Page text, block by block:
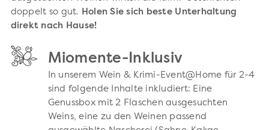
doppelt so gut. Holen Sie sich beste Unterhaltung
direkt nach Hause!
Miomente-Inklusiv
In unserem Wein & Krimi-Event@Home für 2-4
sind folgende Inhalte inkludiert: Eine
Genussbox mit 2 Flaschen ausgesuchten
Weins, eine zu den Weinen passend